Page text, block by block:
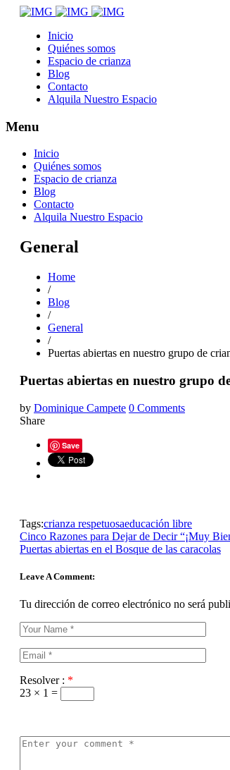
Inicio
Quiénes somos
Espacio de crianza
Blog
Contacto
Alquila Nuestro Espacio
Menu
Inicio
Quiénes somos
Espacio de crianza
Blog
Contacto
Alquila Nuestro Espacio
General
Home
/
Blog
/
General
/
Puertas abiertas en nuestro grupo de
Puertas abiertas en nuestro grupo
by Dominique Campete 0 Comments
Share
Save
Tags:crianza respetuosaeducación libre
Cinco Razones para Dejar de Decir “¡Muy
Puertas abiertas en el Bosque de las caracolas
Leave A Comment:
Tu dirección de correo electrónico no será
Resolver : *
23 × 1 =